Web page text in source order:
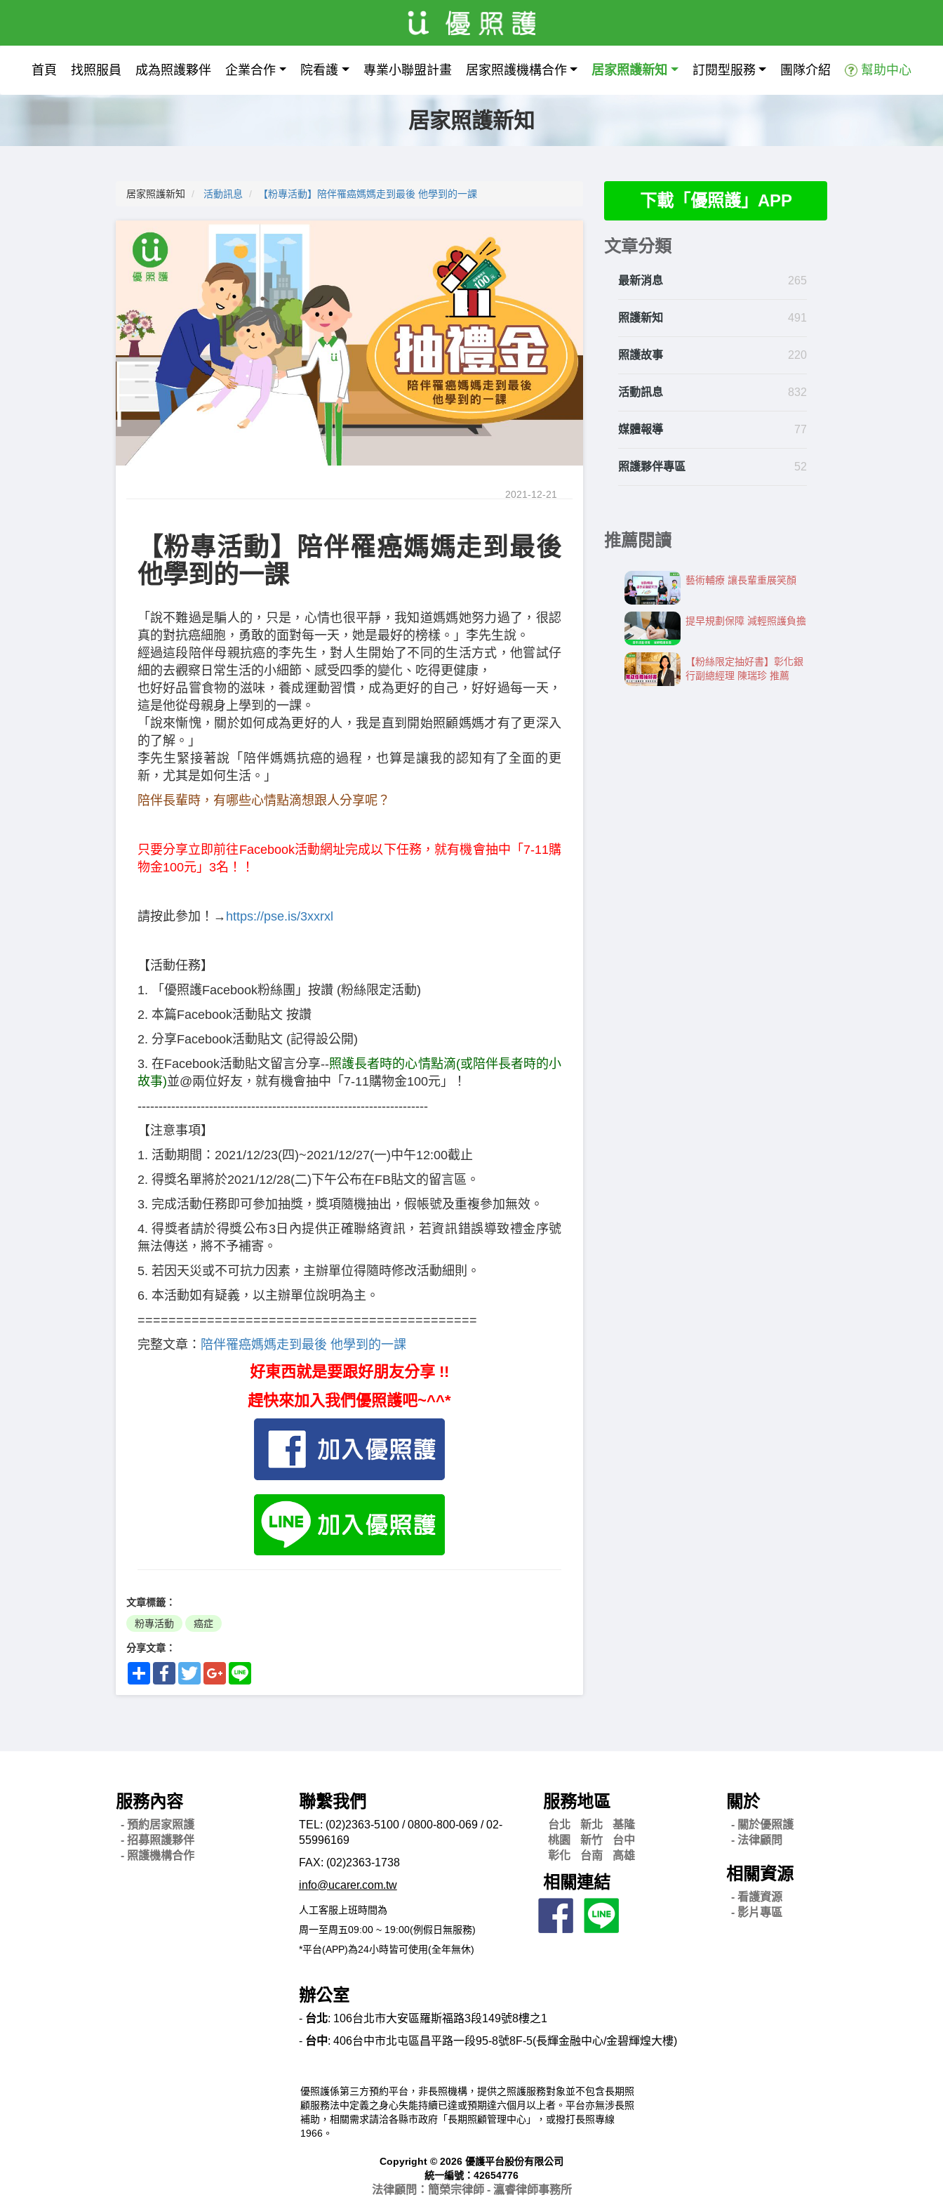
首頁 找照服員 成為照護夥伴 企業合作 院看護 專業小聯盟計畫 居家照護機構合作 居家照護新知 訂閱型服務 團隊介紹 幫助中心
居家照護新知
居家照護新知 活動訊息 【粉專活動】陪伴罹癌媽媽走到最後 他學到的一課
2021-12-21
【粉專活動】陪伴罹癌媽媽走到最後
他學到的一課
「說不難過是騙人的，只是，心情也很平靜，我知道媽媽她努力過了，很認
真的對抗癌細胞，勇敢的面對每一天，她是最好的榜樣。」李先生說。
經過這段陪伴母親抗癌的李先生，對人生開始了不同的生活方式，他嘗試仔
細的去觀察日常生活的小細節、感受四季的變化、吃得更健康，
也好好品嘗食物的滋味，養成運動習慣，成為更好的自己，好好過每一天，
這是他從母親身上學到的一課。
「說來慚愧，關於如何成為更好的人，我是直到開始照顧媽媽才有了更深入
的了解。」
李先生緊接著說「陪伴媽媽抗癌的過程，也算是讓我的認知有了全面的更
新，尤其是如何生活。」
陪伴長輩時，有哪些心情點滴想跟人分享呢？
只要分享立即前往Facebook活動網址完成以下任務，就有機會抽中「7-11購
物金100元」3名！！
請按此參加！→ https://pse.is/3xxrxl
【活動任務】
1. 「優照護Facebook粉絲團」按讚 (粉絲限定活動)
2. 本篇Facebook活動貼文 按讚
2. 分享Facebook活動貼文 (記得設公開)
3. 在Facebook活動貼文留言分享--照護長者時的心情點滴(或陪伴長者時的小
故事)並@兩位好友，就有機會抽中「7-11購物金100元」！
---------------------------------------------------------------------
【注意事項】
1. 活動期間：2021/12/23(四)~2021/12/27(一)中午12:00截止
2. 得獎名單將於2021/12/28(二)下午公布在FB貼文的留言區。
3. 完成活動任務即可參加抽獎，獎項隨機抽出，假帳號及重複參加無效。
4. 得獎者請於得獎公布3日內提供正確聯絡資訊，若資訊錯誤導致禮金序號
無法傳送，將不予補寄。
5. 若因天災或不可抗力因素，主辦單位得隨時修改活動細則。
6. 本活動如有疑義，以主辦單位說明為主。
============================================
完整文章： 陪伴罹癌媽媽走到最後 他學到的一課
好東西就是要跟好朋友分享 !!
趕快來加入我們優照護吧~^^*
文章標籤：
粉專活動
癌症
分享文章：
ShareFacebookTwitterGoogle+Line
下載「優照護」APP
文章分類
最新消息 265
照護新知 491
照護故事 220
活動訊息 832
媒體報導 77
照護夥伴專區 52
推薦閱讀
藝術輔療 讓長輩重展笑顏
提早規劃保障 減輕照護負擔
【粉絲限定抽好書】彰化銀
行副總經理 陳瑞珍 推薦
服務內容
- 預約居家照護
- 招募照護夥伴
- 照護機構合作
聯繫我們
TEL: (02)2363-5100 / 0800-800-069 / 02-
55996169
FAX: (02)2363-1738
info@ucarer.com.tw
人工客服上班時間為
周一至周五09:00 ~ 19:00(例假日無服務)
*平台(APP)為24小時皆可使用(全年無休)
服務地區
台北 新北
基隆
桃園
新竹
台中
彰化
台南 高雄
相關連結
關於
- 關於優照護
-法律顧問
相關資源
- 看護資源
- 影片專區
辦公室
- 台北: 106台北市大安區羅斯福路3段149號8樓之1
- 台中: 406台中市北屯區昌平路一段95-8號8F-5(長輝金融中心/金碧輝煌大樓)
優照護係第三方預約平台，非長照機構，提供之照護服務對象並不包含長期照
顧服務法中定義之身心失能持續已達或預期達六個月以上者。平台亦無涉長照
補助，相關需求請洽各縣市政府「長期照顧管理中心」，或撥打長照專線
1966。
Copyright © 2026 優護平台股份有限公司
統一編號：42654776
法律顧問：簡榮宗律師 - 瀛睿律師事務所